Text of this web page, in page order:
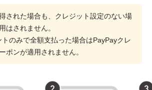
された場合も、クレジット設定のない場
はされません。
トのみで全額支払った場合はPayPayクレ
ポンが適用されません。